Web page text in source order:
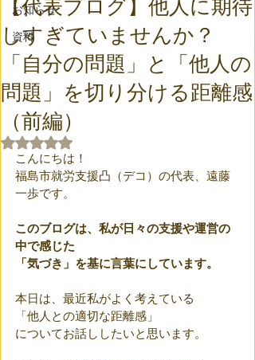
お知らせ
資料
【代表ブログ】他人に期待
しすぎていませんか？
「自分の問題」と「他人の
問題」を切り分ける距離感
（前編）
5つ星のうちNaNと評価されています。
こんにちは！
福島市就労支援凸（デコ）の代表、遠藤
一歩です。
このブログは、私が日々の支援や運営の
中で感じた
「気づき」を基に言葉にしています。
本日は、最近私がよく考えている
「他人との適切な距離感」
についてお話ししたいと思います。